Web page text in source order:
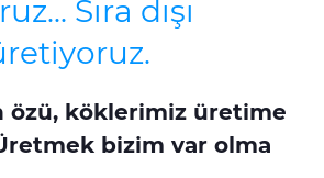
Sıra dışı
özü, köklerimiz üretime
bizim var olma